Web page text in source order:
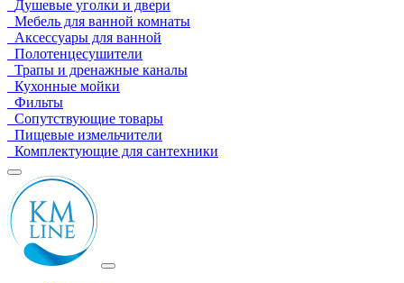
Душевые уголки и двери
Мебель для ванной комнаты
Аксессуары для ванной
Полотенцесушители
Трапы и дренажные каналы
Кухонные мойки
Фильты
Сопутствующие товары
Пищевые измельчители
Комплектующие для сантехники